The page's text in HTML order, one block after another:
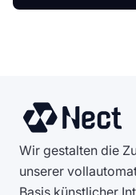
Wir gestalten die
unserer
Basis künstlicher